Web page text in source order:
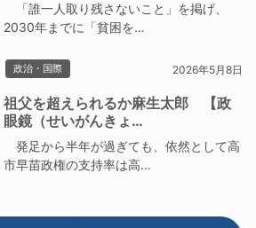
「誰一人取り残さないこと」を掲げ、
2030年までに「貧困を…
政治・国際 2026年5月8日
祖父を超えられるか麻生太郎 【政
眼鏡（せいがんきょ…
発足から半年が過ぎても、依然として高
市早苗政権の支持率は高…